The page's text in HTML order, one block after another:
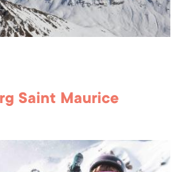
Saint Maurice